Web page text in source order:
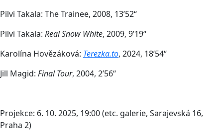
Pilvi Takala: The Trainee, 2008, 13’52“
Pilvi Takala: Real Snow White, 2009, 9’19“
Karolína Hovězáková: Terezka.to, 2024, 18’54“
Jill Magid: Final Tour, 2004, 2’56“
Projekce: 6. 10. 2025, 19:00 (etc. galerie, Sarajevská 16,
Praha 2)